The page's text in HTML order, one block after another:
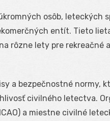
osôb, leteckých
entít. Tieto
rôzne lety pre rekreačné a
a bezpečnostné normy,
civilného letectva.
a miestne civilné